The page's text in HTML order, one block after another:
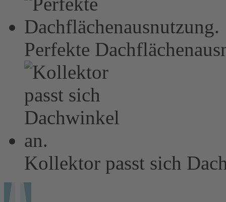
Perfekte
Kollektor passt sich